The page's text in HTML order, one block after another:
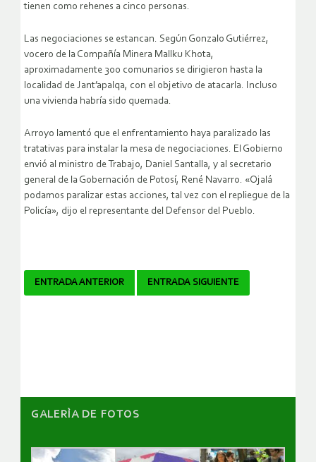
tienen como rehenes a cinco personas.
Las negociaciones se estancan. Según Gonzalo Gutiérrez,
vocero de la Compañía Minera Mallku Khota,
aproximadamente 300 comunarios se dirigieron hasta la
localidad de Jant’apalqa, con el objetivo de atacarla. Incluso
una vivienda habría sido quemada.
Arroyo lamentó que el enfrentamiento haya paralizado las
tratativas para instalar la mesa de negociaciones. El Gobierno
envió al ministro de Trabajo, Daniel Santalla, y al secretario
general de la Gobernación de Potosí, René Navarro. «Ojalá
podamos paralizar estas acciones, tal vez con el repliegue de la
Policía», dijo el representante del Defensor del Pueblo.
Navegador
ENTRADA ANTERIOR ENTRADA SIGUIENTE
GALERÌA DE FOTOS